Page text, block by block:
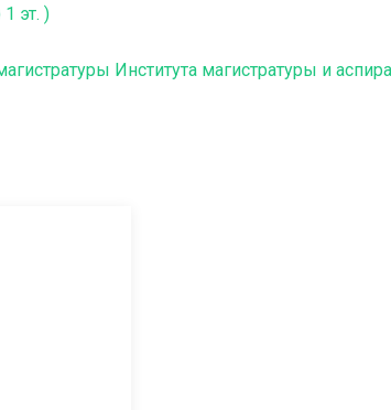
эт. )
Института магистратуры и